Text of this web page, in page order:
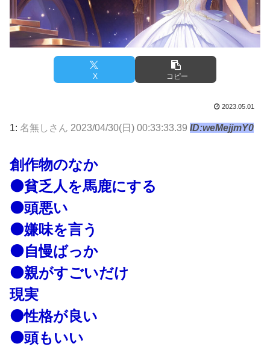
X コピー
2023.05.01
1: 名無しさん 2023/04/30(日) 00:33:33.39 ID:weMejjmY0
創作物のなか
⚫貧乏人を馬鹿にする
⚫頭悪い
⚫嫌味を言う
⚫自慢ばっか
⚫親がすごいだけ
現実
⚫性格が良い
⚫頭もいい